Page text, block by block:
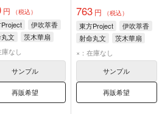
円 （税込）
伊吹萃香
文
茨木華扇
なし
サンプル
再販希望
763円 （税込）
東方Project
伊吹萃香
射命丸文
茨木華扇
×：在庫なし
サンプル
再販希望